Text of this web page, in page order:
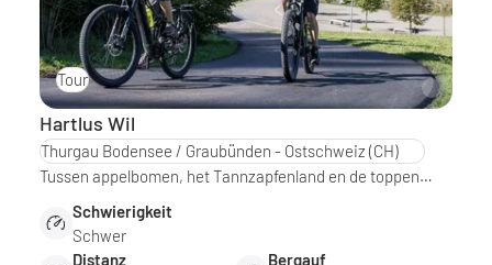
Tour
Hartlus Wil
Thurgau Bodensee / Graubünden - Ostschweiz (CH)
Tussen appelbomen, het Tannzapfenland en de toppen…
Schwierigkeit
Schwer
Distanz
Bergauf